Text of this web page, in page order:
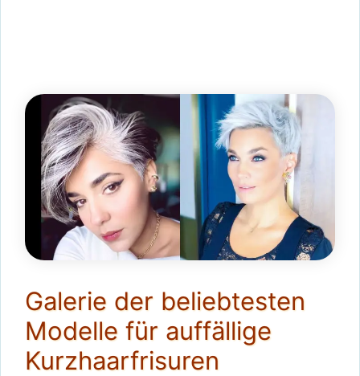
Galerie der beliebtesten
Modelle für auffällige
Kurzhaarfrisuren